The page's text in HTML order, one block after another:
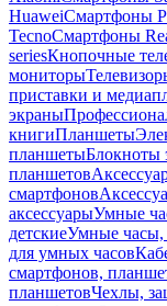
HuaweiСмартфоны
TecnoСмартфоны
seriesКнопочные
мониторы
приставки и
экраны
книгиПланшеты
планшетыБлокноты
планшетов
смартфонов
аксессуарыУмные
детскиеУмные часы,
для умных часов
смартфонов,
планшетовЧехлы,